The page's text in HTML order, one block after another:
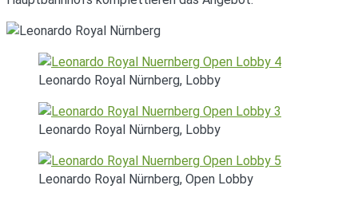
Leonardo Royal Nürnberg, Lobby
Leonardo Royal Nürnberg, Lobby
Leonardo Royal Nürnberg, Open Lobby